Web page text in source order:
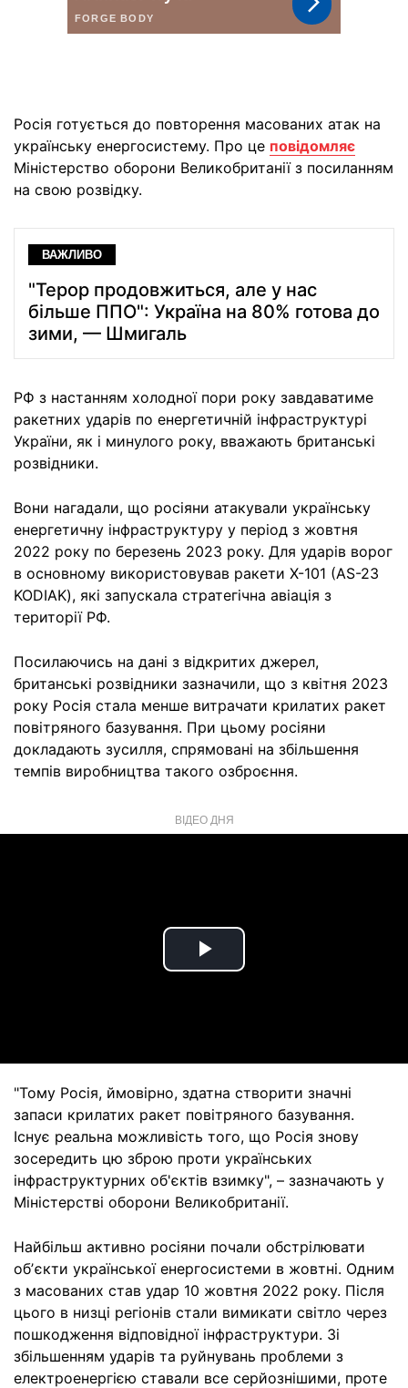
Росія готується до повторення масованих атак на
українську енергосистему. Про це повідомляє
Міністерство оборони Великобританії з посиланням
на свою розвідку.
ВАЖЛИВО
"Терор продовжиться, але у нас
більше ППО": Україна на 80% готова до
зими, — Шмигаль
РФ з настанням холодної пори року завдаватиме
ракетних ударів по енергетичній інфраструктурі
України, як і минулого року, вважають британські
розвідники.
Вони нагадали, що росіяни атакували українську
енергетичну інфраструктуру у період з жовтня
2022 року по березень 2023 року. Для ударів ворог
в основному використовував ракети Х-101 (AS-23
KODIAK), які запускала стратегічна авіація з
території РФ.
Посилаючись на дані з відкритих джерел,
британські розвідники зазначили, що з квітня 2023
року Росія стала менше витрачати крилатих ракет
повітряного базування. При цьому росіяни
докладають зусилля, спрямовані на збільшення
темпів виробництва такого озброєння.
ВІДЕО ДНЯ
Play
"Тому Росія, ймовірно, здатна створити значні
запаси крилатих ракет повітряного базування.
Існує реальна можливість того, що Росія знову
зосередить цю зброю проти українських
інфраструктурних об'єктів взимку", – зазначають у
Міністерстві оборони Великобританії.
Найбільш активно росіяни почали обстрілювати
обʼєкти української енергосистеми в жовтні. Одним
з масованих став удар 10 жовтня 2022 року. Після
цього в низці регіонів стали вимикати світло через
пошкодження відповідної інфраструктури. Зі
збільшенням ударів та руйнувань проблеми з
електроенергією ставали все серйознішими, проте